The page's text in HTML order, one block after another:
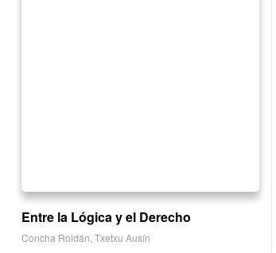
Entre la Lógica y el Derecho
Concha Roldán Txetxu Ausín